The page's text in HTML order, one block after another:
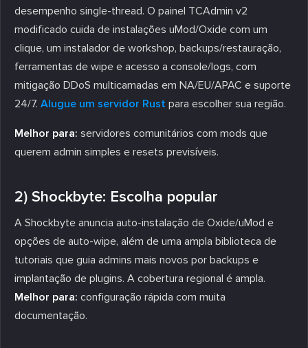
desempenho single-thread. O painel TCAdmin v2
modificado cuida de instalações uMod/Oxide com um
clique, um instalador de workshop, backups/restauração,
ferramentas de wipe e acesso a console/logs, com
mitigação DDoS multicamadas em NA/EU/APAC e suporte
24/7. Alugue um servidor Rust para escolher sua região.
Melhor para: servidores comunitários com mods que
querem admin simples e resets previsíveis.
2) Shockbyte: Escolha popular
A Shockbyte anuncia auto-instalação de Oxide/uMod e
opções de auto-wipe, além de uma ampla biblioteca de
tutoriais que guia admins mais novos por backups e
implantação de plugins. A cobertura regional é ampla.
Melhor para: configuração rápida com muita
documentação.